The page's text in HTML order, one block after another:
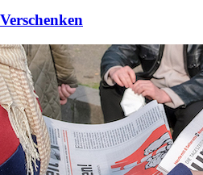
Verschenken